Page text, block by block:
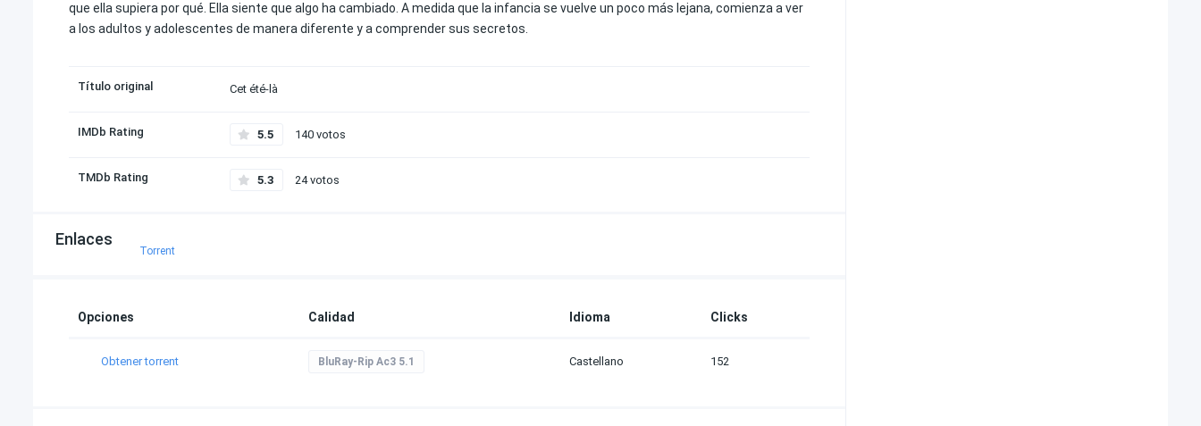
que ella supiera por qué. Ella siente que algo ha cambiado. A medida que la infancia se vuelve un poco más lejana, comienza a ver
a los adultos y adolescentes de manera diferente y a comprender sus secretos.
Título original Cet été-là
IMDb Rating 5.5 140 votos
TMDb Rating 5.3 24 votos
Enlaces
Torrent
Opciones Calidad Idioma Clicks
Obtener torrent BluRay-Rip Ac3 5.1 Castellano 152